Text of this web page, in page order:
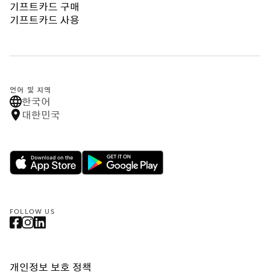
기프트카드 구매
기프트카드 사용
언어 및 지역
한국어
대한민국
FOLLOW US
개인정보 보호 정책